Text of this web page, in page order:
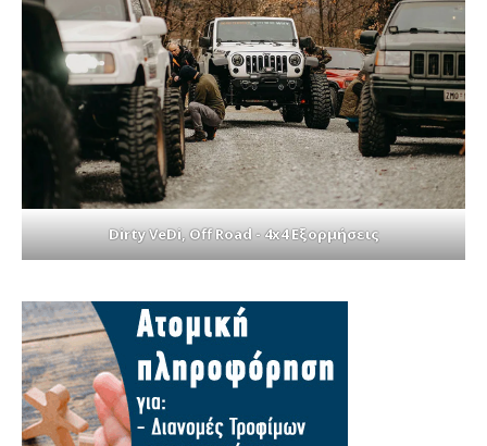
Dirty VeDi, Off Road - 4x4 Εξορμήσεις